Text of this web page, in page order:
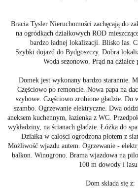
Bracia Tysler Nieruchomości zachęcają do
na ogródkach działkowych ROD
bardzo ładnej lokalizacji. Blisko las.
Szybki dojazd do Bydgoszczy. Dobra
Woda sezonowo. Prąd na działce
Domek jest wykonany bardzo starannie.
Częściowo po remoncie. Nowa papa na
szybowe. Częściowo zrobione gładzie. Do
szambo. Ogrzewanie elektryczne. Dwa
aneksem kuchennym, łazienka z WC.
wykładziny, na ścianach gładzie. Łóżka do
Działka w całości ogrodzona płotem z
Możliwość wjazdu autem. Ogrzewanie -
balkon. Winogrono. Brama wjazdowa na
100 m dowody i
Dom składa się z: